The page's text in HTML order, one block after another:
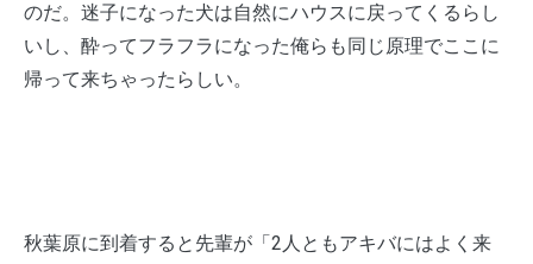
のだ。迷子になった犬は自然にハウスに戻ってくるらし
いし、酔ってフラフラになった俺らも同じ原理でここに
帰って来ちゃったらしい。
秋葉原に到着すると先輩が「2人ともアキバにはよく来